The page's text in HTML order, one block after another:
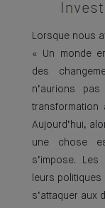
Lorsque nous
« Un monde
des
n’aurions
transformation
Aujourd’hui,
une chose
s’impose.
leurs
s’attaquer aux